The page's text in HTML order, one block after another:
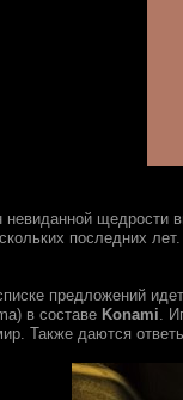
невиданной щедрости
последних
предложений
в составе Konami.
Также даются